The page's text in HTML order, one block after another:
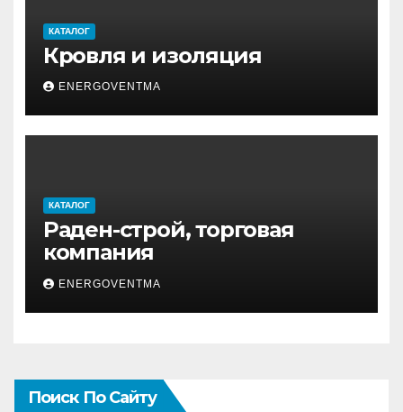
КАТАЛОГ
Кровля и изоляция
ENERGOVENTMA
КАТАЛОГ
Раден-строй, торговая
компания
ENERGOVENTMA
Поиск По Сайту